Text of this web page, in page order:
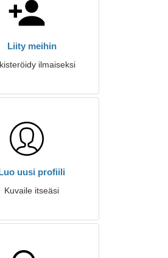
Liity meihin
ilmaiseksi
uusi profiili
Kuvaile itseäsi